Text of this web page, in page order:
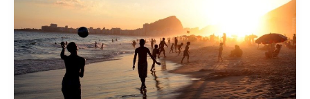
meilleure
saveur
de
vos
boissons